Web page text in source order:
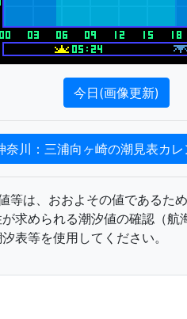
今日(画像更新)
奈川：三浦向ヶ崎の潮見表カ
等は、おおよその値であるた
求められる潮汐値の確認（航
表等を使用してください。